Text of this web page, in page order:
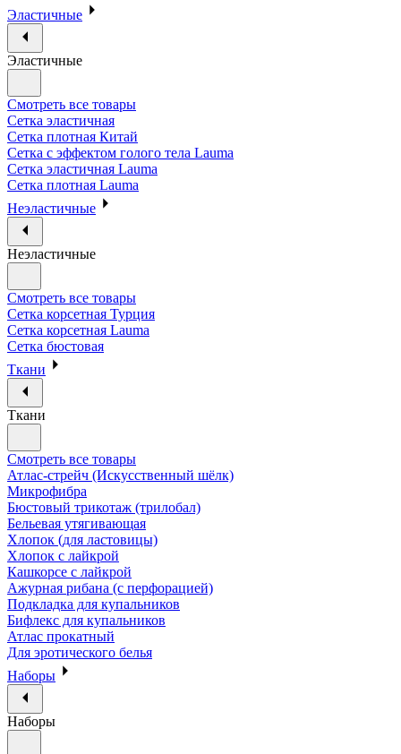
Эластичные
Эластичные
Смотреть все товары
Сетка эластичная
Сетка плотная Китай
Сетка с эффектом голого тела Lauma
Сетка эластичная Lauma
Сетка плотная Lauma
Неэластичные
Неэластичные
Смотреть все товары
Сетка корсетная Турция
Сетка корсетная Lauma
Сетка бюстовая
Ткани
Ткани
Смотреть все товары
Атлас-стрейч (Искусственный шёлк)
Микрофибра
Бюстовый трикотаж (трилобал)
Бельевая утягивающая
Хлопок (для ластовицы)
Хлопок с лайкрой
Кашкорсе с лайкрой
Ажурная рибана (с перфорацией)
Подкладка для купальников
Бифлекс для купальников
Атлас прокатный
Для эротического белья
Наборы
Наборы